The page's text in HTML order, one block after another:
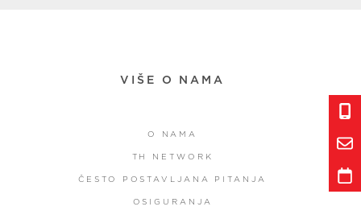
VIŠE O NAMA
O NAMA
TH NETWORK
ČESTO POSTAVLJANA PITANJA
OSIGURANJA